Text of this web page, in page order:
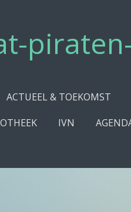
ACTUEEL & TOEKOMST
IVN